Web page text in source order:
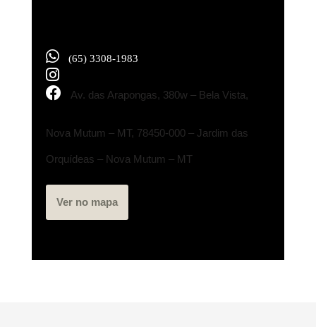
(65) 3308-1983
Av. das Arapongas, 380w – Bela Vista,
Nova Mutum – MT, 78450-000 – Jardim das
Orquídeas – Nova Mutum – MT
Ver no mapa